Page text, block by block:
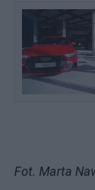
Fot. Marta